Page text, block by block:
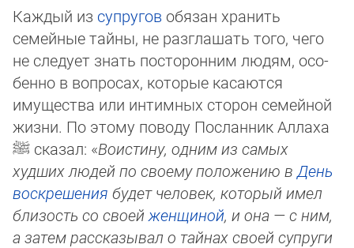
Каждый из супругов обязан хранить
семейные тайны, не разглашать того, чего
не следует знать посторонним людям, осо­
бен­но в вопросах, которые касаются
имущества или интимных сторон семейной
жизни. По этому поводу Посланник Ал­ла­ха
ﷺ ска­зал: «Воистину, одним из самых
худших людей по своему положению в День
воскрешения будет человек, ко­то­рый имел
бли­зость со своей женщиной, и она — с ним,
а затем рассказывал о тайнах своей супруги